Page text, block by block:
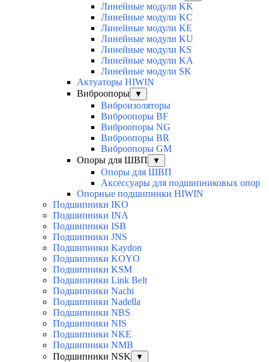
Линейные модули KK
Линейные модули KC
Линейные модули KE
Линейные модули KU
Линейные модули KS
Линейные модули KA
Линейные модули SK
Актуаторы HIWIN
Виброопоры
▼
Виброизоляторы
Виброопоры BF
Виброопоры NG
Виброопоры BR
Виброопоры GM
Опоры для ШВП
▼
Опоры для ШВП
Аксессуары для подшипниковых опор
Опорные подшипники HIWIN
Подшипники IKO
Подшипники INA
Подшипники ISB
Подшипники JNS
Подшипники Kaydon
Подшипники KOYO
Подшипники KSM
Подшипники Link Belt
Подшипники Nachi
Подшипники Nadella
Подшипники NBS
Подшипники NIS
Подшипники NKE
Подшипники NMB
Подшипники NSK
▼